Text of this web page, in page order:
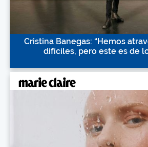
Cristina Banegas: “Hemos
difíciles, pero este es de